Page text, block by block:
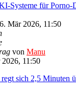
Systeme für Porno-
Mär 2026, 11:50
von Manu
11:50
sich 2,5 Minuten